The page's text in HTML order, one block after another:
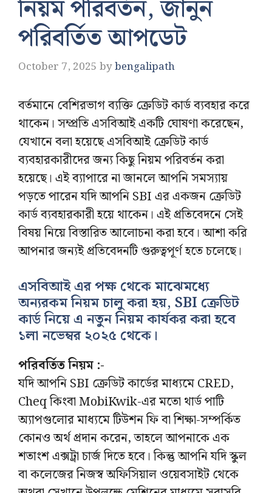
নিয়ম পরিবর্তন, জানুন
পরিবর্তিত আপডেট
October 7, 2025 bybengalipath
বর্তমানে বেশিরভাগ ব্যক্তি ক্রেডিট কার্ড ব্যবহার করে
থাকেন। সম্প্রতি এসবিআই একটি ঘোষণা করেছেন,
যেখানে বলা হয়েছে এসবিআই ক্রেডিট কার্ড
ব্যবহারকারীদের জন্য কিছু নিয়ম পরিবর্তন করা
হয়েছে। এই ব্যাপারে না জানলে আপনি সমস্যায়
পড়তে পারেন যদি আপনি SBI এর একজন ক্রেডিট
কার্ড ব্যবহারকারী হয়ে থাকেন। এই প্রতিবেদনে সেই
বিষয় নিয়ে বিস্তারিত আলোচনা করা হবে। আশা করি
আপনার জন্যই প্রতিবেদনটি গুরুত্বপূর্ণ হতে চলেছে।
এসবিআই এর পক্ষ থেকে মাঝেমধ্যে
অন্যরকম নিয়ম চালু করা হয়, SBI ক্রেডিট
কার্ড নিয়ে এ নতুন নিয়ম কার্যকর করা হবে
১লা নভেম্বর ২০২৫ থেকে।
পরিবর্তিত নিয়ম :-
যদি আপনি SBI ক্রেডিট কার্ডের মাধ্যমে CRED,
Cheq কিংবা MobiKwik-এর মতো থার্ড পাটি
অ্যাপগুলোর মাধ্যমে টিউশন ফি বা শিক্ষা-সম্পর্কিত
কোনও অর্থ প্রদান করেন, তাহলে আপনাকে এক
শতাংশ এক্সট্রা চার্জ দিতে হবে। কিন্তু আপনি যদি স্কুল
বা কলেজের নিজস্ব অফিসিয়াল ওয়েবসাইট থেকে